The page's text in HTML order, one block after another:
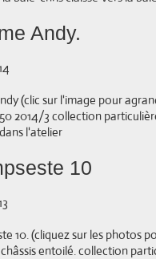
Andy.
(clic sur l'image pour
2014/3 collection
l'atelier
10
10. (cliquez sur les photos
entoilé. collection